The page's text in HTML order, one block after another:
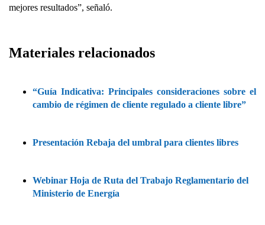
mejores resultados”, señaló.
Materiales relacionados
“Guía Indicativa: Principales consideraciones sobre el
cambio de régimen de cliente regulado a cliente libre”
Presentación Rebaja del umbral para clientes libres
Webinar Hoja de Ruta del Trabajo Reglamentario del
Ministerio de Energía